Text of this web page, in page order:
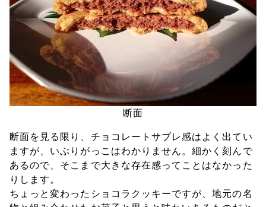
断面
断面を見る限り、チョコレートサブレ感はよく出てい
ますが、いぶりがっこはわかりません。細かく刻んで
あるので、そこまで大きな存在感ってことはなかった
りします。
ちょっと変わったショコラクッキーですが、地元の名